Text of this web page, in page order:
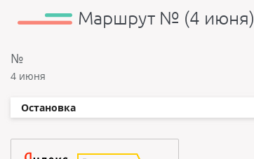
Маршрут № (4 июня)
№
4 июня
Остановка